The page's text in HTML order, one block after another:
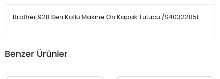
Brother 928 Seri Kollu Makine Ön Kapak Tutucu /S40322051
Benzer Ürünler